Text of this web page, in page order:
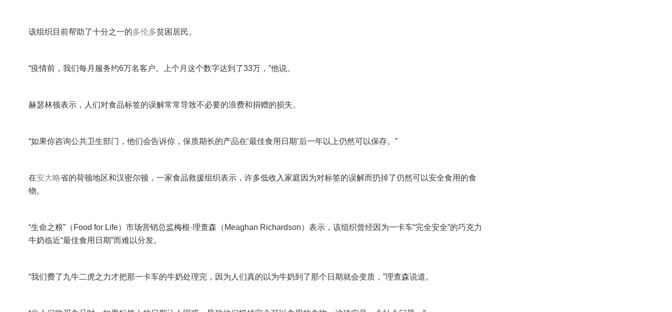
该组织目前帮助了十分之一的多伦多贫困居民。
“疫情前，我们每月服务约6万名客户。上个月这个数字达到了33万，”他说。
赫瑟林顿表示，人们对食品标签的误解常常导致不必要的浪费和捐赠的损失。
“如果你咨询公共卫生部门，他们会告诉你，保质期长的产品在‘最佳食用日期’后一年以上仍然可以保存。”
在安大略省的荷顿地区和汉密尔顿，一家食品救援组织表示，许多低收入家庭因为对标签的误解而扔掉了仍然可以安全食用的食
物。
“生命之粮”（Food for Life）市场营销总监梅根·理查森（Meaghan Richardson）表示，该组织曾经因为一卡车“完全安全”的巧克力
牛奶临近“最佳食用日期”而难以分发。
“我们费了九牛二虎之力才把那一卡车的牛奶处理完，因为人们真的以为牛奶到了那个日期就会变质，”理查森说道。